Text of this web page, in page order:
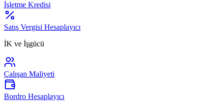
İşletme Kredisi
Satış Vergisi Hesaplayıcı
İK ve İşgücü
Çalışan Maliyeti
Bordro Hesaplayıcı